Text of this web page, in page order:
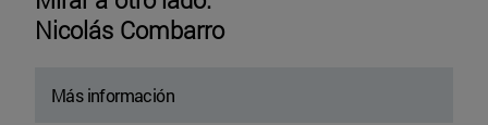
Nicolás Combarro
Más información